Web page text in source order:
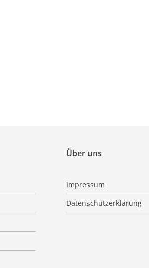
Über uns
Impressum
Datenschutzerklärung